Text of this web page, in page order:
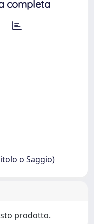
completa
o Saggio)
prodotto.